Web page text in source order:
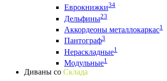
Еврокнижки34
Дельфины23
Аккордеоны металлокаркас1
Пантограф3
Нераскладные1
Модульные1
Диваны со Склада